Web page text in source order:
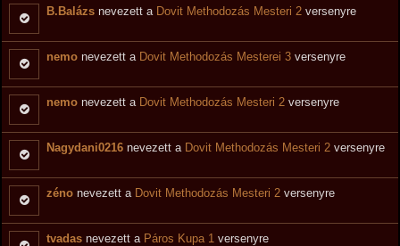
B.Balázs nevezett a Dovit Methodozás Mesteri 2 versenyre
nemo nevezett a Dovit Methodozás Mesterei 3 versenyre
nemo nevezett a Dovit Methodozás Mesteri 2 versenyre
Nagydani0216 nevezett a Dovit Methodozás Mesteri 2 versenyre
zéno nevezett a Dovit Methodozás Mesteri 2 versenyre
tvadas nevezett a Páros Kupa 1 versenyre